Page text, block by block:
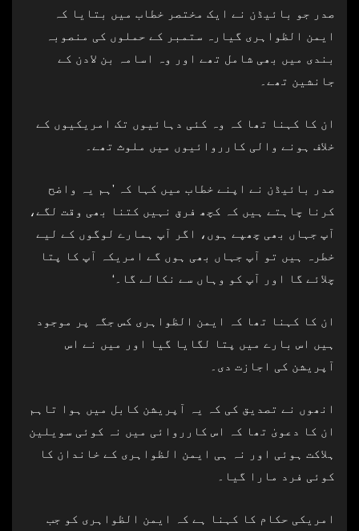
صدر جو بائیڈن نے ایک مختصر خطاب میں بتایا کہ
ایمن الظواہری گیارہ ستمبر کے حملوں کی منصوبہ
بندی میں بھی شامل تھے اور وہ اسامہ بن لادن کے
جانشین تھے۔
ان کا کہنا تھا کہ وہ کئی دہائیوں تک امریکیوں کے
خلاف ہونے والی کارروائیوں میں ملوث تھے۔
صدر بائیڈن نے اپنے خطاب میں کہا کہ ’ہم یہ واضح
کرنا چاہتے ہیں کہ کچھ فرق نہیں کتنا بھی وقت لگے،
آپ جہاں بھی چھپے ہوں، اگر آپ ہمارے لوگوں کے لیے
خطرہ ہیں تو آپ جہاں بھی ہوں گے امریکہ آپ کا پتا
چلائے گا اور آپ کو وہاں سے نکالے گا۔‘
ان کا کہنا تھا کہ ایمن الظواہری کس جگہ پر موجود
ہیں اس بارے میں پتا لگایا گیا اور میں نے اس
آپریشن کی اجازت دی۔
انھوں نے تصدیق کی کہ یہ آپریشن کابل میں ہوا تاہم
ان کا دعویٰ تھا کہ اس کارروائی میں نہ کوئی سویلین
ہلاکت ہوئی اور نہ ہی ایمن الظواہری کے خاندان کا
کوئی فرد مارا گیا۔
امریکی حکام کا کہنا ہے کہ ایمن الظواہری کو جب